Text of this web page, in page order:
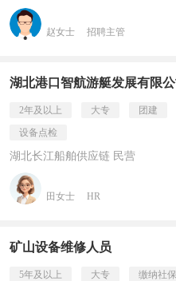
赵女士 招聘主管
湖北港口智航游艇发展有限
2年及以上 大专 团建
设备点检
湖北长江船舶供应链 民营
田女士 HR
矿山设备维修人员
5年及以上 大专 缴纳社保